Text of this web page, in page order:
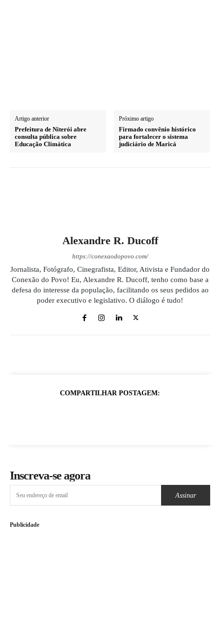
Artigo anterior
Prefeitura de Niterói abre
consulta pública sobre
Educação Climática
Próximo artigo
Firmado convênio histórico
para fortalecer o sistema
judiciário de Maricá
Alexandre R. Ducoff
https://conexaodopovo.com/
Jornalista, Fotógrafo, Cinegrafista, Editor, Ativista e Fundador do
Conexão do Povo! Eu, Alexandre R. Ducoff, tenho como base a
defesa do interesse da população, facilitando os seus pedidos ao
poder executivo e legislativo. O diálogo é tudo!
COMPARTILHAR POSTAGEM:
Inscreva-se agora
Assinar
Publicidade